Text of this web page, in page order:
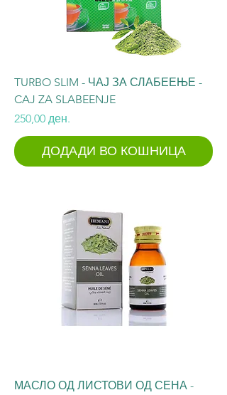
TURBO SLIM - ЧАЈ ЗА СЛАБЕЕЊЕ -
CAJ ZA SLABEENJE
Price
250,00 ден.
ДОДАДИ ВО КОШНИЦА
МАСЛО ОД ЛИСТОВИ ОД СЕНА -